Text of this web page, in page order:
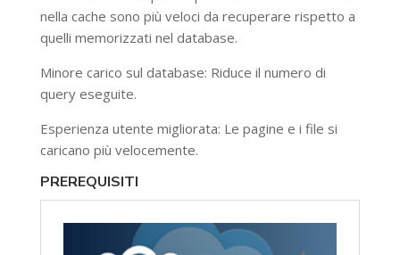
nella cache sono più veloci da recuperare rispetto a
quelli memorizzati nel database.
Minore carico sul database: Riduce il numero di
query eseguite.
Esperienza utente migliorata: Le pagine e i file si
caricano più velocemente.
PREREQUISITI